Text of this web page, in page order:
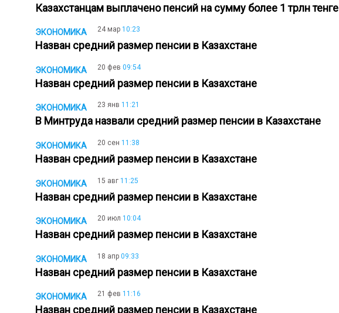
Казахстанцам выплачено пенсий на сумму более 1 трлн тенге
ЭКОНОМИКА 24 мар 10:23
Назван средний размер пенсии в Казахстане
ЭКОНОМИКА 20 фев 09:54
Назван средний размер пенсии в Казахстане
ЭКОНОМИКА 23 янв 11:21
В Минтруда назвали средний размер пенсии в Казахстане
ЭКОНОМИКА 20 сен 11:38
Назван средний размер пенсии в Казахстане
ЭКОНОМИКА 15 авг 11:25
Назван средний размер пенсии в Казахстане
ЭКОНОМИКА 20 июл 10:04
Назван средний размер пенсии в Казахстане
ЭКОНОМИКА 18 апр 09:33
Назван средний размер пенсии в Казахстане
ЭКОНОМИКА 21 фев 11:16
Назван средний размер пенсии в Казахстане